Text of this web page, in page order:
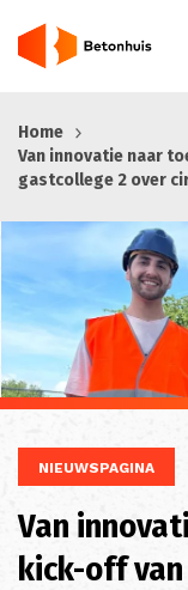
en
naar
de
inhoud
Home
Van innovatie naar
gastcollege 2 over
NIEUWSPAGINA
Van
kick-off